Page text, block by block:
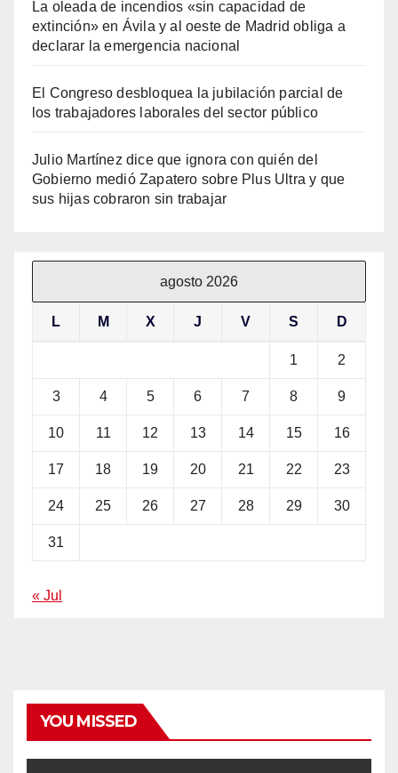
La oleada de incendios «sin capacidad de
extinción» en Ávila y al oeste de Madrid obliga a
declarar la emergencia nacional
El Congreso desbloquea la jubilación parcial de
los trabajadores laborales del sector público
Julio Martínez dice que ignora con quién del
Gobierno medió Zapatero sobre Plus Ultra y que
sus hijas cobraron sin trabajar
agosto 2026
L M X J V S D
1 2
3 4 5 6 7 8 9
10 11 12 13 14 15 16
17 18 19 20 21 22 23
24 25 26 27 28 29 30
31
« Jul
YOU MISSED